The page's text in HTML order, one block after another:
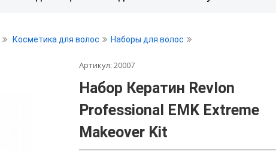
Косметика для волос Наборы для волос
Артикул:20007
Набор Кератин Revlon
Professional EMK Extreme
Makeover Kit